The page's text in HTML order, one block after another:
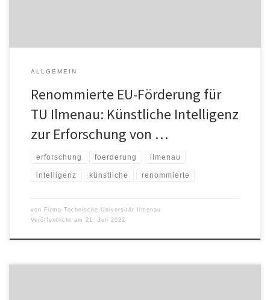
ALLGEMEIN
Renommierte EU-Förderung für
TU Ilmenau: Künstliche Intelligenz
zur Erforschung von …
erforschung foerderung ilmenau
intelligenz künstliche renommierte
von Firma Technische Universität Ilmenau
Veröffentlicht am
21. Juli 2022